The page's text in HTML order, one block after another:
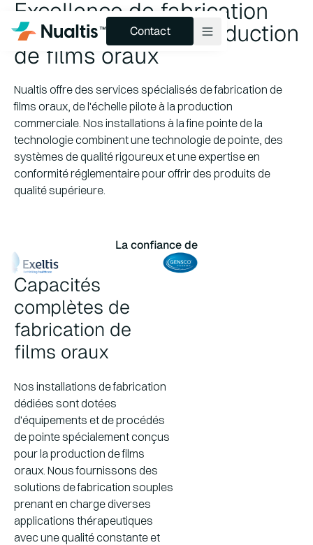
Produits et pipelines
Technologie
Services
À propos
Perspectives
Contact
Excellence de fabrication
de pointe pour la production
de films oraux
Nualtis offre des services spécialisés de fabrication de
films oraux, de l'échelle pilote à la production
commerciale. Nos installations à la fine pointe de la
technologie combinent une technologie de pointe, des
systèmes de qualité rigoureux et une expertise en
conformité réglementaire pour offrir des produits de
qualité supérieure.
La confiance de
Capacités
complètes de
fabrication de
films oraux
Nos installations de fabrication
dédiées sont dotées
d'équipements et de procédés
de pointe spécialement conçus
pour la production de films
oraux. Nous fournissons des
solutions de fabrication souples
prenant en charge diverses
applications thérapeutiques
avec une qualité constante et